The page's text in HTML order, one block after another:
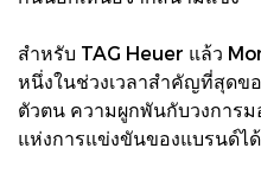
สำหรับ TAG Heuer แล้ว
หนึ่งในช่วงเวลาสำคัญที่สุดข
ตัวตน ความผูกพันกับวงการ
แห่งการแข่งขันของแบรนด์ไ